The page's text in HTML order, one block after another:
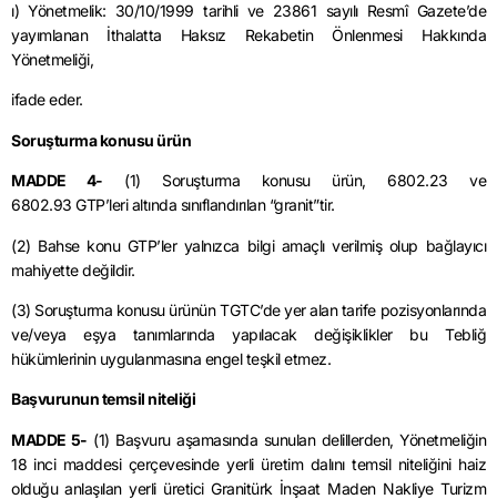
ı) Yönetmelik: 30/10/1999 tarihli ve 23861 sayılı Resmî Gazete’de
yayımlanan İthalatta Haksız Rekabetin Önlenmesi Hakkında
Yönetmeliği,
ifadeeder.
Soruşturma konusu ürün
MADDE 4- (1) Soruşturma konusu ürün,6802.23 ve
6802.93 GTP’lerialtında sınıflandırılan “granit”tir.
(2) Bahse konu GTP’leryalnızca bilgi amaçlı verilmiş olup bağlayıcı
mahiyette değildir.
(3) Soruşturma konusu ürününTGTC’deyer alan tarife pozisyonlarında
ve/veya eşya tanımlarında yapılacak değişiklikler bu Tebliğ
hükümlerinin uygulanmasına engel teşkil etmez.
Başvurunun temsil niteliği
MADDE 5- (1) Başvuru aşamasında sunulan delillerden, Yönetmeliğin
18 inci maddesi çerçevesinde yerli üretim dalını temsil niteliğini haiz
olduğu anlaşılan yerli üretici Granitürk İnşaat Maden Nakliye Turizm